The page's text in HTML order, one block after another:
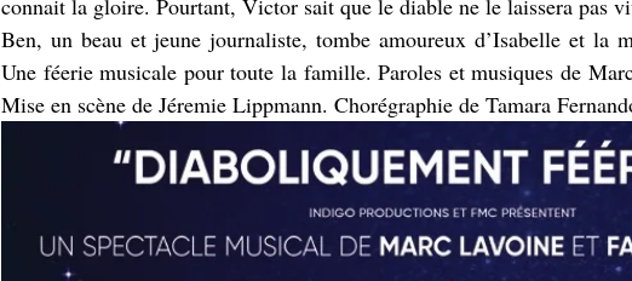
Ben, un beau et jeune journaliste, tombe amoureux d’Isabelle et la
Une féerie musicale pour toute la famille. Paroles et musiques de
Mise en scène de Jéremie Lippmann. Chorégraphie de Tamara